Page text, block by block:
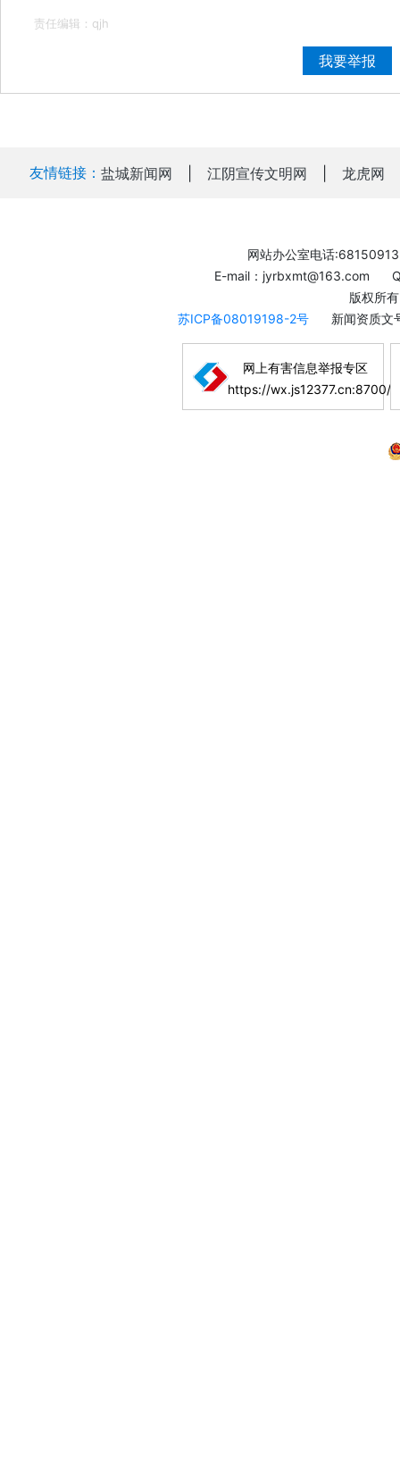
责任编辑：qjh
我要举报
友情链接： 盐城新闻网 江阴宣传文明网 龙虎网
网站办公室电话:68150913
E-mail：jyrbxmt@163.com
版权所
苏ICP备08019198-2号
新闻资质
网上有害信息举报专区
https://wx.js12377.cn:8700/